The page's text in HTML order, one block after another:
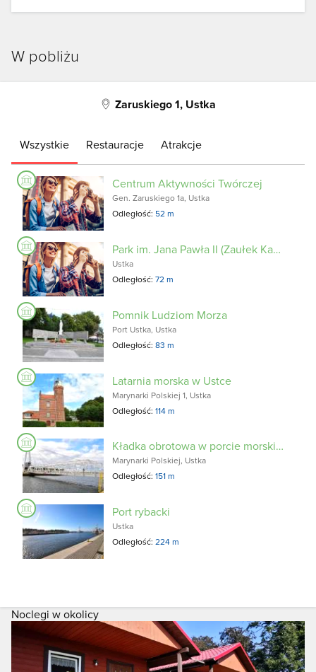
W pobliżu
Zaruskiego 1, Ustka
Wszystkie Restauracje Atrakcje
Centrum Aktywności Twórczej
Gen. Zaruskiego 1a, Ustka
Odległość: 52 m
Park im. Jana Pawła II (Zaułek Kapitański)
Ustka
Odległość:72 m
Pomnik Ludziom Morza
Port Ustka, Ustka
Odległość:83 m
Latarnia morska w Ustce
Marynarki Polskiej 1, Ustka
Odległość:114 m
Kładka obrotowa w porcie morskim w Ustce
Marynarki Polskiej, Ustka
Odległość:151 m
Port rybacki
Ustka
Odległość:224 m
Noclegi w okolicy